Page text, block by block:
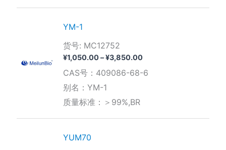
YM-1
货号: MC12752
¥1,050.00–¥3,850.00价
范
CAS号：409086-68-6
别名：YM-1
质量标准：＞99%,BR
YUM70